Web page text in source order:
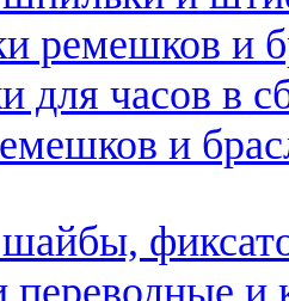
ремешков и
для часов в
и
переводные и